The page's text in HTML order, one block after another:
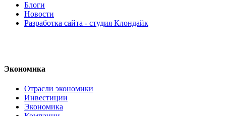
Блоги
Новости
Разработка сайта - студия Клондайк
Экономика
Отрасли экономики
Инвестиции
Экономика